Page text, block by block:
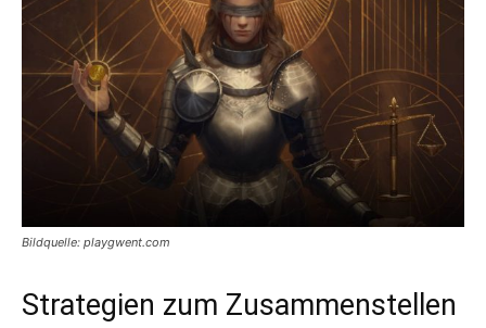
Bildquelle: playgwent.com
Strategien zum Zusammenstellen